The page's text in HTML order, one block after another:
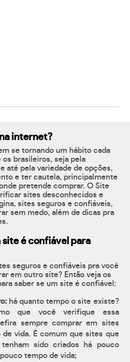
internet?
se tornando um hábito cada
brasileiros, seja pela
até pela variedade de opções,
e ter cautela, principalmente
pretende comprar. O Site
sites desconhecidos e
sites seguros e confiáveis,
sem medo, além de dicas pra
site é confiável para
seguros e confiáveis pra você
em outro site? Então veja os
saber se um site é confiável:
há quanto tempo o site existe?
que você verifique essa
sempre comprar em sites
vida. É comum que sites que
sido criados há pouco
tempo de vida;